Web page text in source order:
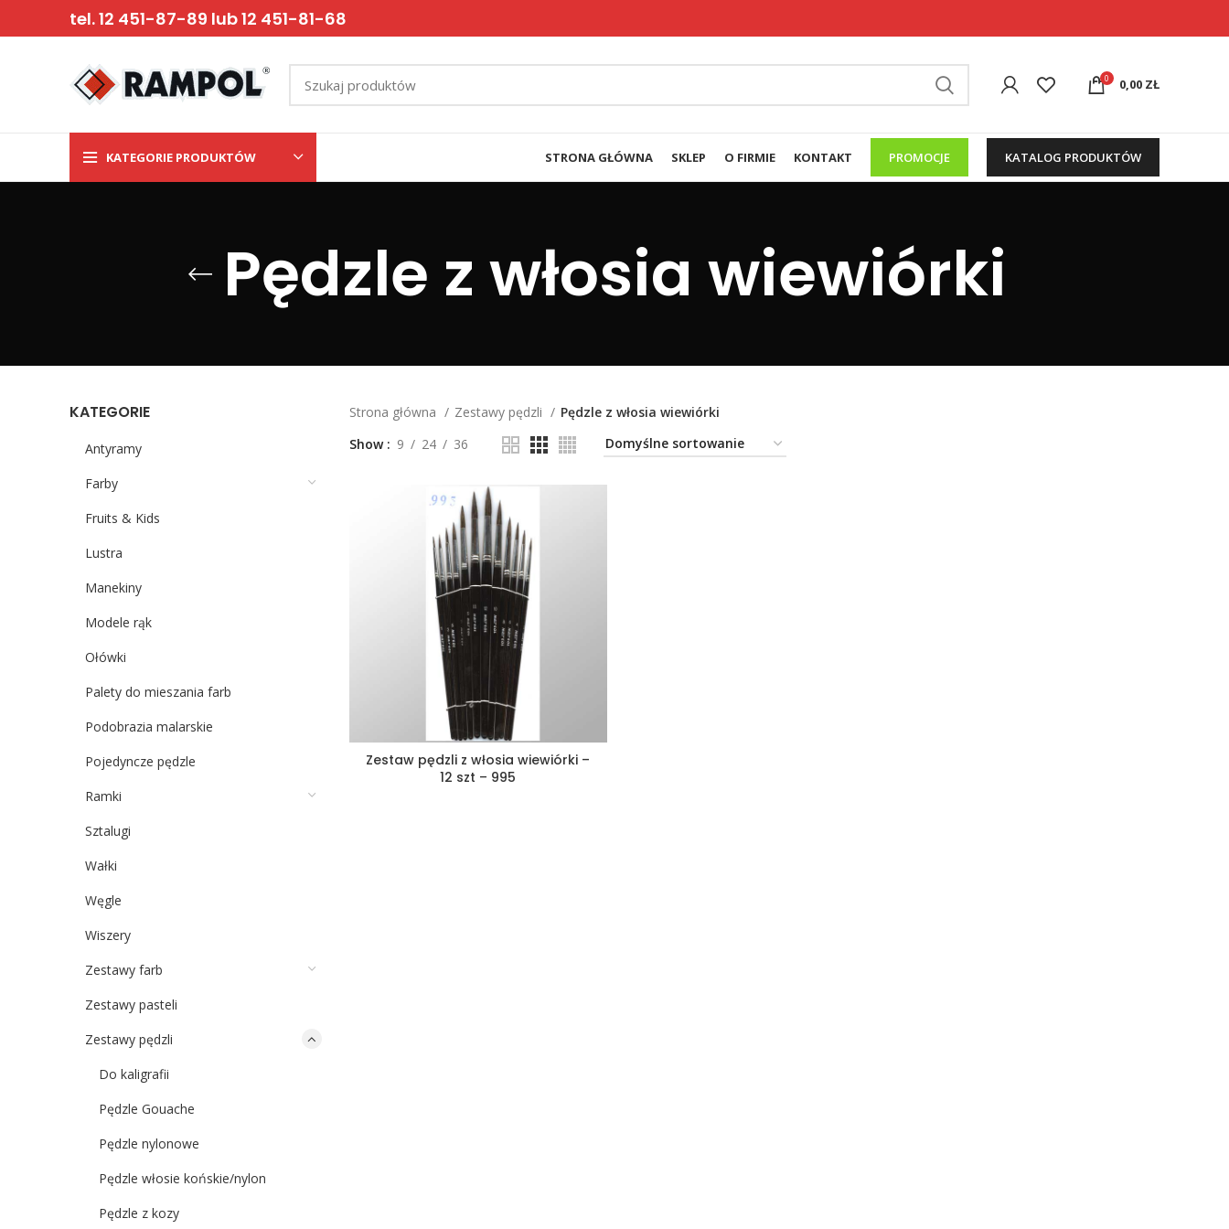
tel. 12 451-87-89 lub 12 451-81-68
0 0,00 ZŁ
KATEGORIE PRODUKTÓW STRONA GŁÓWNA SKLEP O FIRMIE KONTAKT PROMOCJE KATALOG PRODUKTÓW
Pędzle z włosia wiewiórki
KATEGORIE
Antyramy
Farby
Fruits & Kids
Lustra
Manekiny
Modele rąk
Ołówki
Palety do mieszania farb
Podobrazia malarskie
Pojedyncze pędzle
Ramki
Sztalugi
Wałki
Węgle
Wiszery
Zestawy farb
Zestawy pasteli
Zestawy pędzli
Do kaligrafii
Pędzle Gouache
Pędzle nylonowe
Pędzle włosie końskie/nylon
Pędzle z kozy
Strona główna Zestawy pędzli
Pędzle z włosia wiewiórki
Show
9 24 36
Zestaw pędzli z włosia wiewiórki –
12 szt – 995